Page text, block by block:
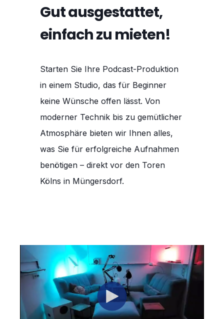
Gut ausgestattet,
einfach zu mieten!
Starten Sie Ihre Podcast-Produktion
in einem Studio, das für Beginner
keine Wünsche offen lässt. Von
moderner Technik bis zu gemütlicher
Atmosphäre bieten wir Ihnen alles,
was Sie für erfolgreiche Aufnahmen
benötigen – direkt vor den Toren
Kölns in Müngersdorf.